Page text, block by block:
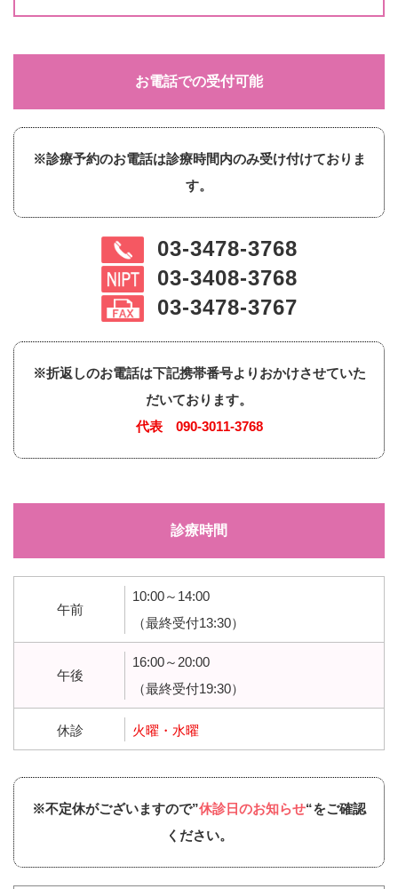
お電話での受付可能
※診療予約のお電話は診療時間内のみ受け付けておりま
す。
03-3478-3768
03-3408-3768
03-3478-3767
※折返しのお電話は下記携帯番号よりおかけさせていた
だいております。
代表 090-3011-3768
診療時間
午前
10:00～14:00
（最終受付13:30）
午後
16:00～20:00
（最終受付19:30）
休診 火曜・水曜
※不定休がございますので”休診日のお知らせ“をご確認
ください。